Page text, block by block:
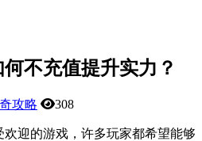
不充值提升实力？
攻略 308
迎的游戏，许多玩家都希望能够